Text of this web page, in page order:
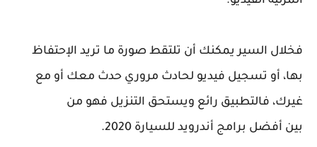
فخلال السير يمكنك أن تلتقط صورة ما تريد الإحتفاظ
بها، أو تسجيل فيديو لحادث مروري حدث معك أو مع
غيرك، فالتطبيق رائع ويستحق التنزيل فهو من
بين أفضل برامج أندرويد للسيارة 2020.